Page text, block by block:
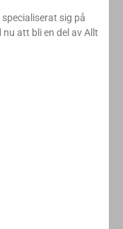
sig på
att bli en del av Allt